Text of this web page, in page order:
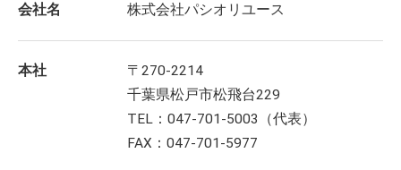
会社名 株式会社パシオリユース
本社
〒270-2214
千葉県松戸市松飛台229
TEL：047-701-5003（代表）
FAX：047-701-5977